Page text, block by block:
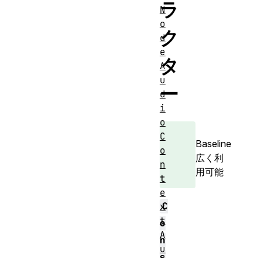
ラ
ク
タ
ー
Baseline
広く利
用可能
C
o
n
N
o
d
e
A
u
d
i
o
C
o
n
t
e
x
t
A
u